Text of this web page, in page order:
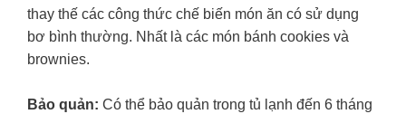
thay thế các công thức chế biến món ăn có sử dụng
bơ bình thường. Nhất là các món bánh cookies và
brownies.
Bảo quản: Có thể bảo quản trong tủ lạnh đến 6 tháng